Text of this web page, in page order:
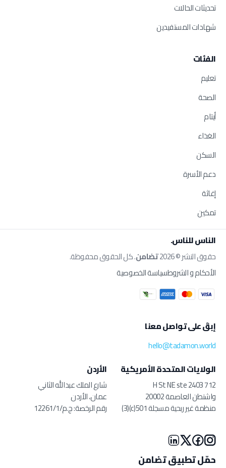
تحديثات الحالات
شهادات المستفيدين
الفئات
تعليم
الصحة
أيتام
الغذاء
السكن
دعم الأسرة
إغاثة
تمكين
الناس للناس.
حقوق النشر © 2026 تضامن. كل الحقوق محفوظة.
الأحكام و الشروطسياسة الخصوصية
إبقَ على تواصل معنا
hello@tadamon.world
الولايات المتحدة الأمريكية
712 H St NE ste 2403
واشنطن العاصمة 20002
منظمة غير ربحية مسجلة 501(c)(3)
الأردن
شارع الملك عبدالله الثاني
عمان، الأردن
رقم الرخصة: ج.م/12261/1
حمّل تطبيق تضامن